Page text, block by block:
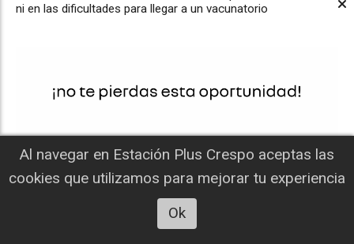
ni en las dificultades para llegar a un vacunatorio
Al navegar en Estación Plus Crespo aceptas las
cookies que utilizamos para mejorar tu experiencia
Ok